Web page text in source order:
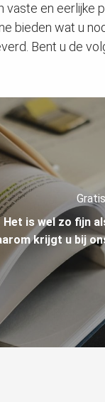
en eerlijke
bieden wat u
Bent u de
Het is wel zo fijn
krijgt u bij